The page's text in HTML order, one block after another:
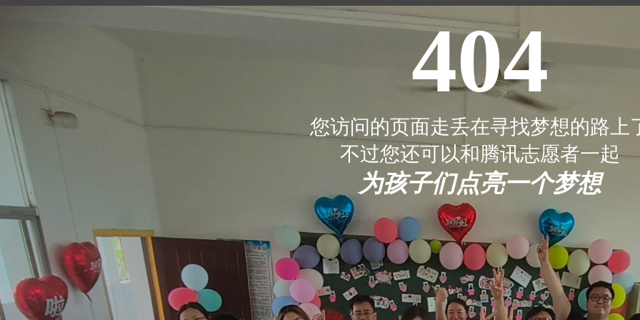
404
您访问的页面走丢在寻找梦想的路上
不过您还可以和腾讯志愿者一起
为孩子们点亮一个梦想